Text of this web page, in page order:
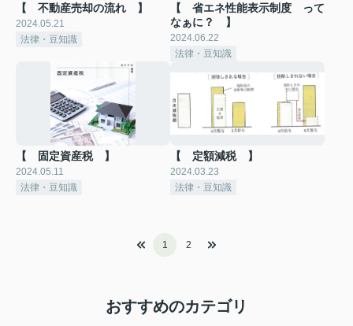
【 不動産売却の流れ 】
2024.05.21
法律・豆知識
【 省エネ性能表示制度 って
なぁに？ 】
2024.06.22
法律・豆知識
【 固定資産税 】
2024.05.11
法律・豆知識
【 定額減税 】
2024.03.23
法律・豆知識
1 2
おすすめのカテゴリ